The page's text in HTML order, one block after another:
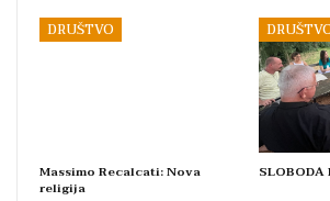
DRUŠTVO
Massimo Recalcati: Nova
religija
SLOBODA